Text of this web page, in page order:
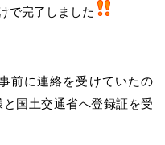
で完了しました
前に連絡を受けていたの
国土交通省へ登録証を受